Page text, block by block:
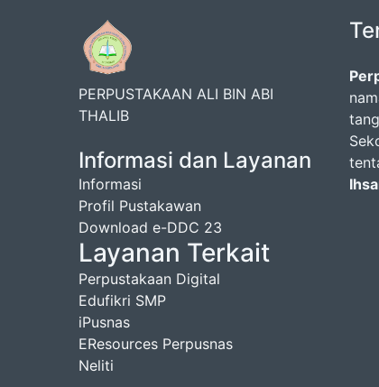
PERPUSTAKAAN ALI BIN ABI
THALIB
Informasi dan Layanan
Informasi
Profil Pustakawan
Download e-DDC 23
Layanan Terkait
Perpustakaan Digital
Edufikri SMP
iPusnas
EResources Perpusnas
Neliti